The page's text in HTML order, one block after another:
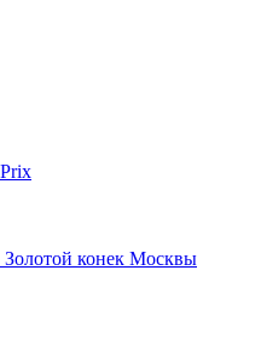
Золотой конек Москвы